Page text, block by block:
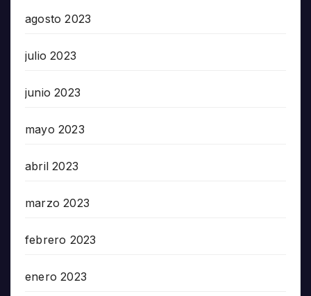
agosto 2023
julio 2023
junio 2023
mayo 2023
abril 2023
marzo 2023
febrero 2023
enero 2023